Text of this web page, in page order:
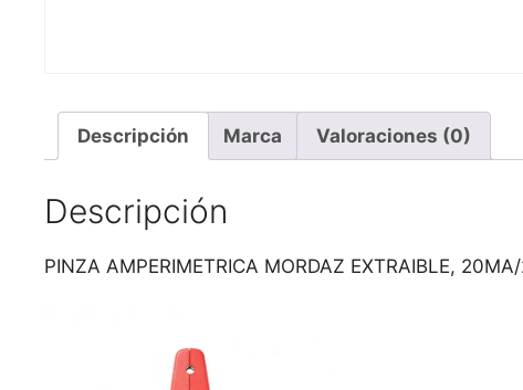
Descripción Marca Valoraciones (0)
Descripción
PINZA AMPERIMETRICA MORDAZ EXTRAIBLE,